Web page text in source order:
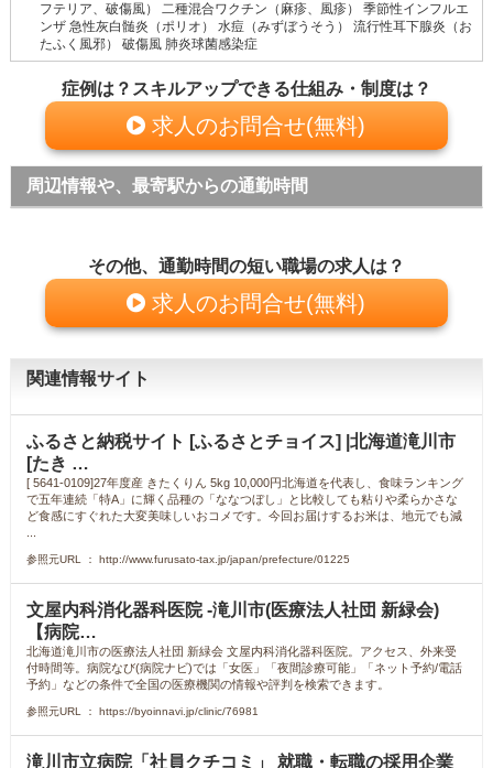
フテリア、破傷風） 二種混合ワクチン（麻疹、風疹） 季節性インフルエ
ンザ 急性灰白髄炎（ポリオ） 水痘（みずぼうそう） 流行性耳下腺炎（お
たふく風邪） 破傷風 肺炎球菌感染症
症例は？スキルアップできる仕組み・制度は？
求人のお問合せ(無料)
周辺情報や、最寄駅からの通勤時間
その他、通勤時間の短い職場の求人は？
求人のお問合せ(無料)
関連情報サイト
ふるさと納税サイト [ふるさとチョイス] |北海道滝川市
[たき …
[ 5641-0109]27年度産 きたくりん 5kg 10,000円北海道を代表し、食味ランキング
で五年連続「特A」に輝く品種の「ななつぼし」と比較しても粘りや柔らかさな
ど食感にすぐれた大変美味しいおコメです。今回お届けするお米は、地元でも減
参照元URL ： http://www.furusato-tax.jp/japan/prefecture/01225
文屋内科消化器科医院 -滝川市(医療法人社団 新緑会)
【病院…
北海道滝川市の医療法人社団 新緑会 文屋内科消化器科医院。アクセス、外来受
付時間等。病院なび(病院ナビ)では「女医」「夜間診療可能」「ネット予約/電話
予約」などの条件で全国の医療機関の情報や評判を検索できます。
参照元URL ： https://byoinnavi.jp/clinic/76981
滝川市立病院「社員クチコミ」 就職・転職の採用企業